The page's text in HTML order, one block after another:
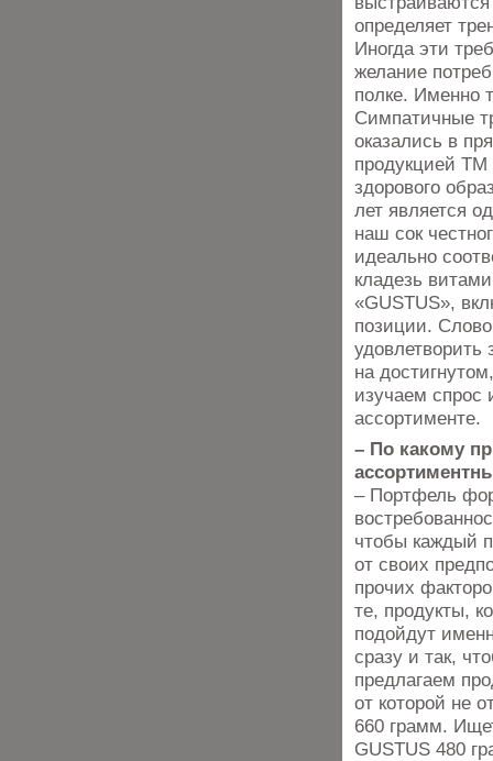
определяет
Иногда эти
желание
полке. Именно
Симпатичные
оказались в
продукцией ТМ
здорового
лет является
наш сок
идеально
кладезь
«GUSTUS»,
позиции.
на
изучаем
ассортименте.
– По какому
– Портфель
чтобы каждый
от своих
прочих
те, продукты,
подойдут
сразу и так,
предлагаем
от которой не
660 грамм.
GUSTUS 480